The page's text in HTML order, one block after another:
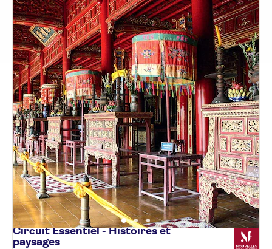
Circuit Essentiel - Histoires et
paysages